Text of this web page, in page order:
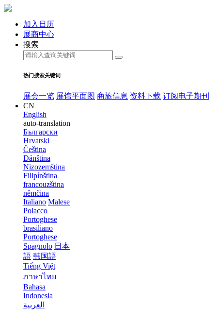
加入日历
展商中心
搜索
热门搜索关键词
展会一览 展馆平面图 商旅信息 资料下载 订阅电子期刊
CN
English
auto-translation
Български
Hrvatski
Čeština
Dánština
Nizozemština
Filipínština
francouzština
němčina
Italiano Malese
Polacco
Portoghese
brasiliano
Portoghese
Spagnolo 日本
語 韩国語
Tiếng Việt
ภาษาไทย
Bahasa
Indonesia
العربية